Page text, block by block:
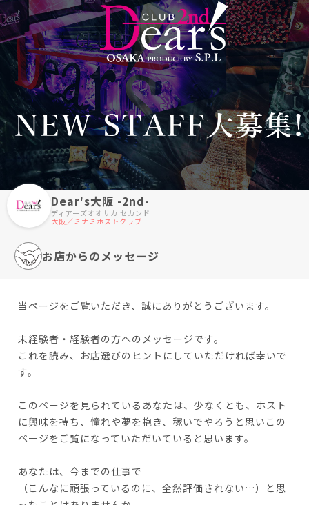
Dear's大阪 -2nd-
ディアーズオオサカ セカンド
大阪／ミナミホストクラブ
お店からのメッセージ
当ページをご覧いただき、誠にありがとうございます。
未経験者・経験者の方へのメッセージです。
これを読み、お店選びのヒントにしていただければ幸いで
す。
このページを見られているあなたは、少なくとも、ホスト
に興味を持ち、憧れや夢を抱き、稼いでやろうと思いこの
ページをご覧になっていただいていると思います。
あなたは、今までの仕事で
（こんなに頑張っているのに、全然評価されない…）と思